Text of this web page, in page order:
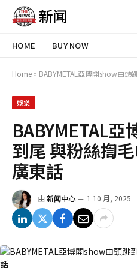
HOME BUY NOW
Home » BABYMETAL亞博開show由頭
娛樂
BABYMETAL
到尾 與粉絲揈
廣東話
由 新闻中心 1 10 月, 2025